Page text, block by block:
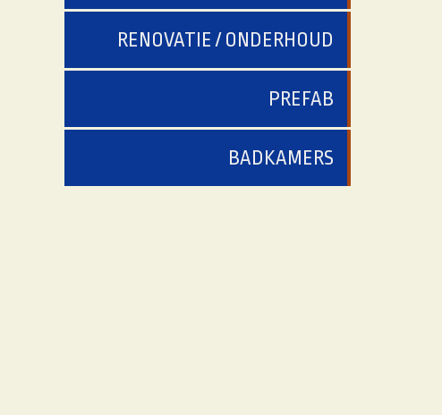
RENOVATIE / ONDERHOUD
PREFAB
BADKAMERS